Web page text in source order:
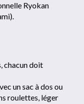
Ryokan
chacun doit
un sac à dos ou
roulettes, léger